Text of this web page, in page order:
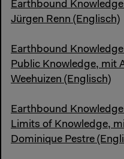
Earthbound
Jürgen Renn (Englisch)
Earthbound
Public Knowledge, mit
Weehuizen (Englisch)
Earthbound
Limits of Knowledge,
Dominique Pestre